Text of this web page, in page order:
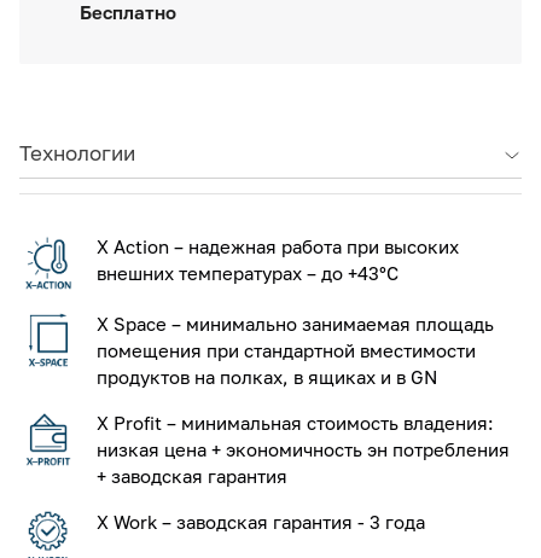
Бесплатно
Технологии
X Action – надежная работа при высоких
внешних температурах – до +43°С
X Space – минимально занимаемая площадь
помещения при стандартной вместимости
продуктов на полках, в ящиках и в GN
X Profit – минимальная стоимость владения:
низкая цена + экономичность эн потребления
+ заводская гарантия
X Work – заводская гарантия - 3 года